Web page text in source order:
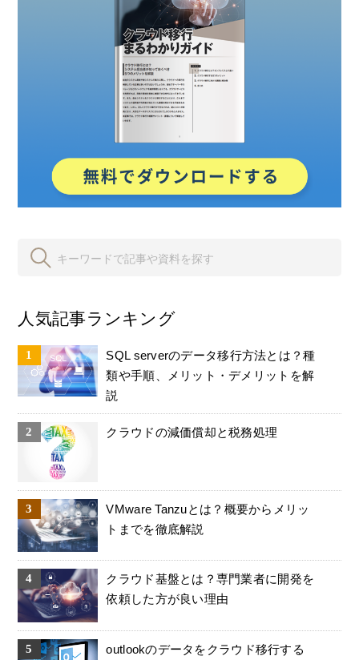
人気記事ランキング
SQL serverのデータ移行方法とは？種
類や手順、メリット・デメリットを解
説
クラウドの減価償却と税務処理
VMware Tanzuとは？概要からメリッ
トまでを徹底解説
クラウド基盤とは？専門業者に開発を
依頼した方が良い理由
outlookのデータをクラウド移行する